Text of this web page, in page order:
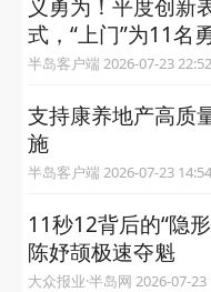
义勇为！平度创新
式，“上门”为11名
半岛客户端 2026-07-23 22:52
支持康养地产高质
施
半岛客户端 2026-07-23 14:54
11秒12背后的“隐
陈妤颉极速夺魁
大众报业·半岛网